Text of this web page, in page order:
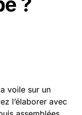
voile sur un
l’élaborer avec